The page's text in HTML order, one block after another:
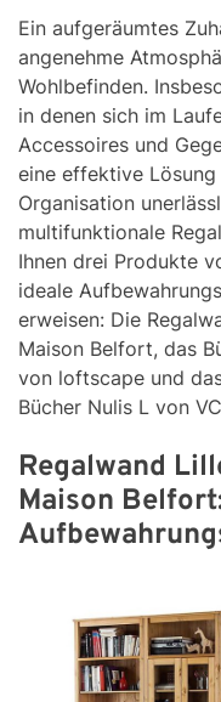
Ein aufgeräumtes
angenehme
Wohlbefinden.
in denen sich im
Accessoires und
eine effektive
Organisation
multifunktionale
Ihnen drei Produkte
ideale
erweisen: Die
Maison Belfort, das
von loftscape und
Bücher Nulis L von
Regalwand
Maison